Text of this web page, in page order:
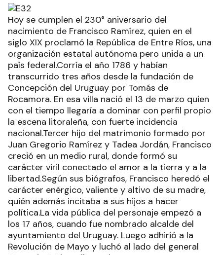
Hoy se cumplen el 230° aniversario del
nacimiento de Francisco Ramírez, quien en el
siglo XIX proclamó la República de Entre Ríos, una
organización estatal autónoma pero unida a un
país federal.Corría el año 1786 y habían
transcurrido tres años desde la fundación de
Concepción del Uruguay por Tomás de
Rocamora. En esa villa nació el 13 de marzo quien
con el tiempo llegaría a dominar con perfil propio
la escena litoraleña, con fuerte incidencia
nacional.Tercer hijo del matrimonio formado por
Juan Gregorio Ramírez y Tadea Jordán, Francisco
creció en un medio rural, donde formó su
carácter viril conectado el amor a la tierra y a la
libertad.Según sus biógrafos, Francisco heredó el
carácter enérgico, valiente y altivo de su madre,
quién además incitaba a sus hijos a hacer
política.La vida pública del personaje empezó a
los 17 años, cuando fue nombrado alcalde del
ayuntamiento del Uruguay. Luego adhirió a la
Revolución de Mayo y luchó al lado del general